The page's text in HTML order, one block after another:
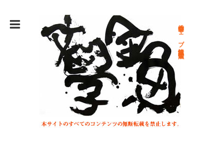
総合文学ウェブ情報誌 文学金魚